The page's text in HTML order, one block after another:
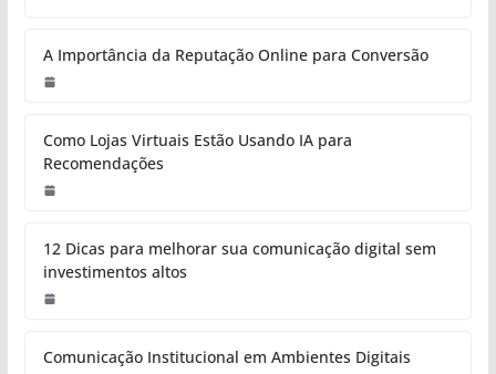
A Importância da Reputação Online para Conversão
Como Lojas Virtuais Estão Usando IA para
Recomendações
12 Dicas para melhorar sua comunicação digital sem
investimentos altos
Comunicação Institucional em Ambientes Digitais